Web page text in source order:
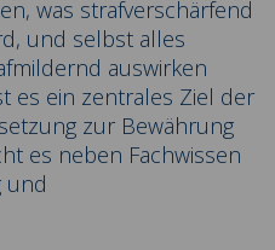
was strafverschärfend
und selbst alles
auswirken
es ein zentrales Ziel der
zur Bewährung
es neben Fachwissen
und